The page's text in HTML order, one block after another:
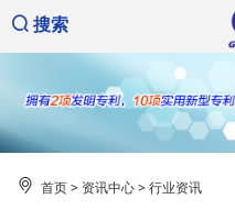
搜索
首页> 资讯中心>行业资讯